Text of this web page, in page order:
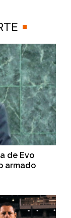
de Evo
armado